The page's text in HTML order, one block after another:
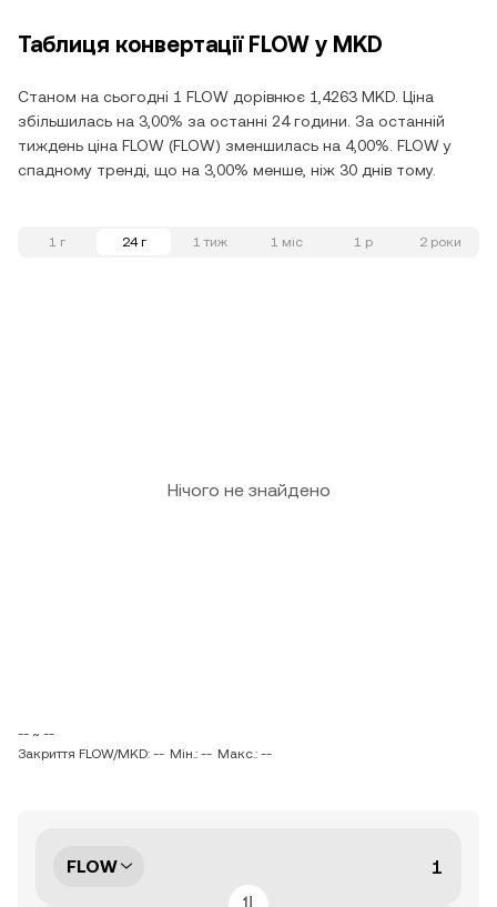
Таблиця конвертації FLOW у MKD
Станом на сьогодні 1 FLOW дорівнює 1,4263 MKD. Ціна
збільшилась на 3,00% за останні 24 години. За останній
тиждень ціна FLOW (FLOW) зменшилась на 4,00%. FLOW у
спадному тренді, що на 3,00% менше, ніж 30 днів тому.
1 г 24 г 1 тиж 1 міс 1 р 2 роки
Нічого не знайдено
-- ~ --
Закриття FLOW/MKD: -- Мін.: -- Макс.: --
FLOW